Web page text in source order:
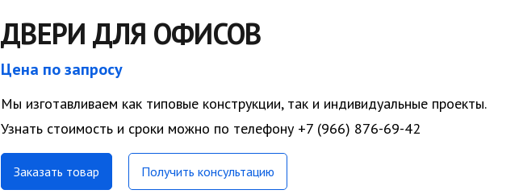
ДВЕРИ ДЛЯ ОФИСОВ
Цена по запросу
Мы изготавливаем как типовые конструкции, так и индивидуальные проекты.
Узнать стоимость и сроки можно по телефону +7 (966) 876-69-42
Заказать товар Получить консультацию